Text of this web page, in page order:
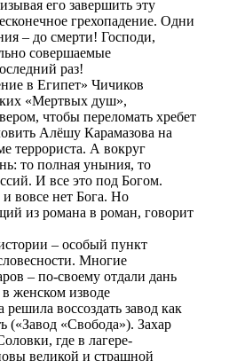
его завершить эту
грехопадение. Одни
– до смерти! Господи,
совершаемые
раз!
в Египет» Чичиков
«Мертвых душ»,
чтобы переломать хребет
Алёшу Карамазова на
террориста. А вокруг
то полная уныния, то
И все это под Богом.
вовсе нет Бога. Но
из романа в роман, говорит
– особый пункт
Многие
– по-своему отдали дань
женском изводе
воссоздать завод как
(«Завод «Свобода»). Захар
где в лагере-
великой и страшной